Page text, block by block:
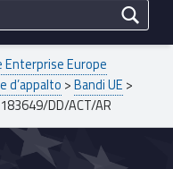
Enterprise Europe
d’appalto >Bandi UE >
DD/ACT/AR